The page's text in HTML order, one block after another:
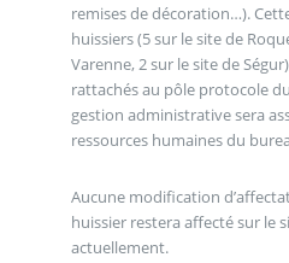
remises de décoration…).
huissiers (5 sur le site de
Varenne, 2 sur le site de
rattachés au pôle protocole
gestion administrative sera
ressources humaines du
Aucune modification
huissier restera affecté sur le
actuellement.